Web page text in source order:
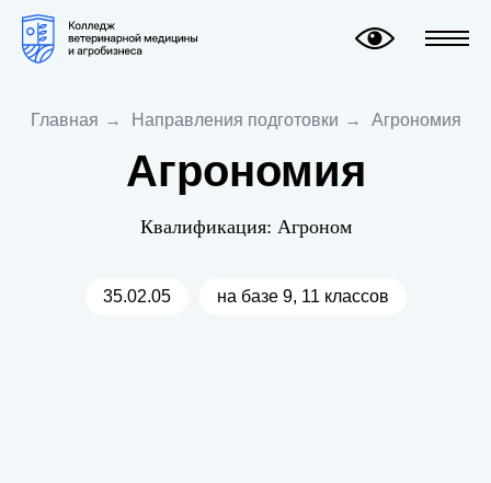
Главная → Направления подготовки → Агрономия
Агрономия
Квалификация: Агроном
35.02.05 на базе 9, 11 классов